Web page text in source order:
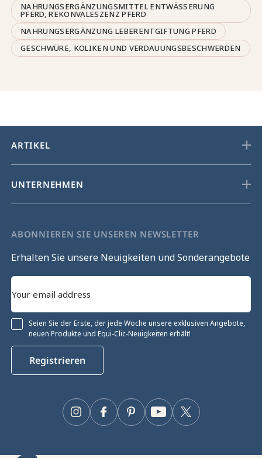
NAHRUNGSERGÄNZUNGSMITTEL ENTWÄSSERUNG
PFERD, REKONVALESZENZ PFERD
NAHRUNGSERGÄNZUNG LEBERENTGIFTUNG PFERD
GESCHWÜRE, KOLIKEN UND VERDAUUNGSBESCHWERDEN
ARTIKEL
UNTERNEHMEN
ABONNIEREN SIE UNSEREN NEWSLETTER
Erhalten Sie unsere Neuigkeiten und Sonderangebote
Seien Sie der Erste, der jede Woche unsere exklusiven Angebote,
neuen Produkte und Equi-Clic-Neuigkeiten erhält!
Registrieren
Facebook Twitter
YouTube
Pinterest
Instagram